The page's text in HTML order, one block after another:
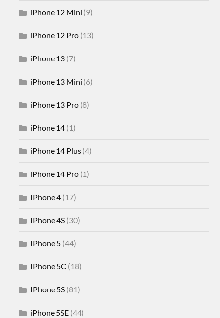
iPhone 12 Mini (9)
iPhone 12 Pro (13)
iPhone 13 (7)
iPhone 13 Mini (6)
iPhone 13 Pro (8)
iPhone 14 (1)
iPhone 14 Plus (4)
iPhone 14 Pro (1)
IPhone 4 (17)
IPhone 4S (30)
IPhone 5 (44)
IPhone 5C (18)
IPhone 5S (81)
iPhone 5SE (44)